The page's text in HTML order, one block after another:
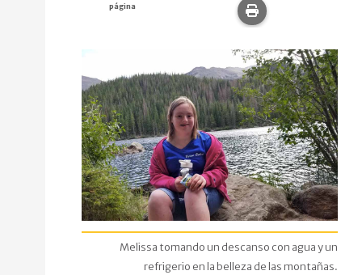
página
Imprime esta
Melissa tomando un descanso con agua y un
refrigerio en la belleza de las montañas.